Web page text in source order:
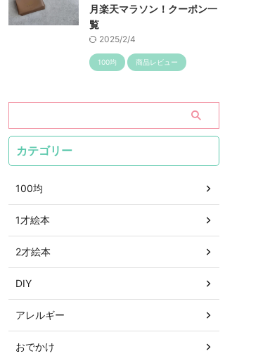
月楽天マラソン！クーポン一
覧
2025/2/4
100均 商品レビュー
カテゴリー
100均
1才絵本
2才絵本
DIY
アレルギー
おでかけ